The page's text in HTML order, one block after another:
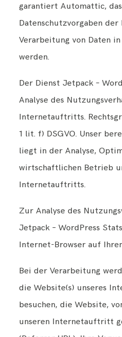
garantiert Automattic,
Datenschutzvorgaben der
Verarbeitung von Daten
werden.
Der Dienst Jetpack –
Analyse des
Internetauftritts.
1 lit. f) DSGVO. Unser
liegt in der Analyse,
wirtschaftlichen Betrieb
Internetauftritts.
Zur Analyse des
Jetpack – WordPress
Internet-Browser auf
Bei der Verarbeitung
die Website(s) unseres
besuchen, die Website,
unseren Internetauftritt